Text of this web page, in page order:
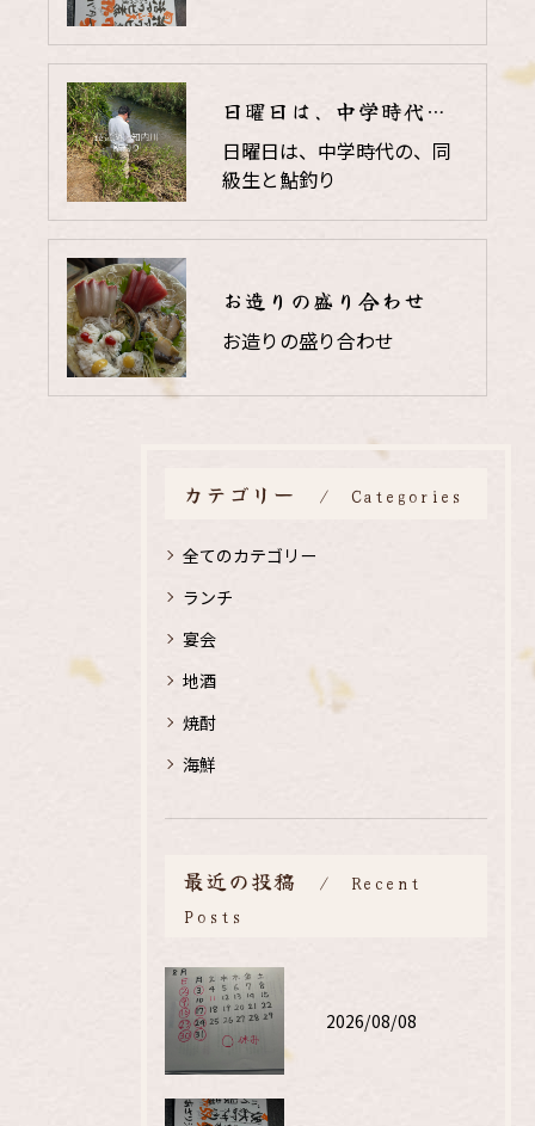
日曜日は、中学時代の、同級生と鮎釣り
日曜日は、中学時代の、同
級生と鮎釣り
お造りの盛り合わせ
お造りの盛り合わせ
カテゴリー Categories
全てのカテゴリー
ランチ
宴会
地酒
焼酎
海鮮
最近の投稿
Recent
Posts
2026/08/08